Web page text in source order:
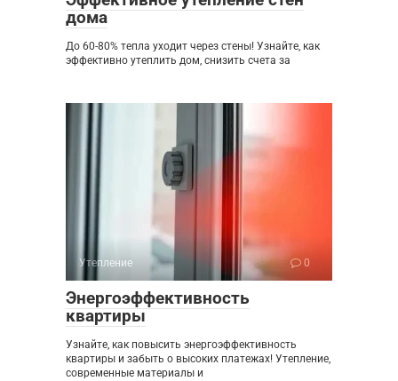
дома
До 60-80% тепла уходит через стены! Узнайте, как
эффективно утеплить дом, снизить счета за
Утепление 0
Энергоэффективность
квартиры
Узнайте, как повысить энергоэффективность
квартиры и забыть о высоких платежах! Утепление,
современные материалы и